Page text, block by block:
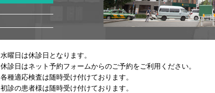
水曜日は休診日となります。
休診日はネット予約フォームからのご予約をご利用ください。
各種適応検査は随時受け付けております。
初診の患者様は随時受け付けております。